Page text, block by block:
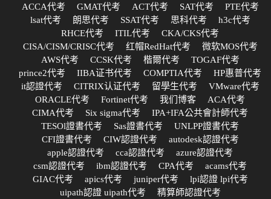
ACCA代考
GMAT代考 ACT代考 SAT代考
PTE代考
lsat代考
朗思代考 SSAT代考 思科代考
h3c代考
RHCE代考
ITIL代考
CKA/CKS代考
CISA/CISM/CRISC代考
红帽RedHat代考
微软MOS代考
AWS代考
CCSK代考 楷爾代考
TOGAF代考
prince2代考
IIBA证书代考 COMPTIA代考
HP惠普代考
it認證代考
CITRIX认证代考 留學生代考
VMware代考
ORACLE代考
Fortinet代考 我们博客
ACA代考
CIMA代考
Six sigma代考
IPA+IFA公共會計師代考
TESOl證書代考
Sas證書代考
UNLPP證書代考
CFI證書代考
CIW認證代考
autodesk認證代考
apple認證代考
cca認證代考
azure認證代考
csm認證代考
ibm認證代考 CPA代考
acams代考
GIAC代考
apics代考 juniper代考
lpi認證 lpi代考
uipath認證 uipath代考
精算師認證代考